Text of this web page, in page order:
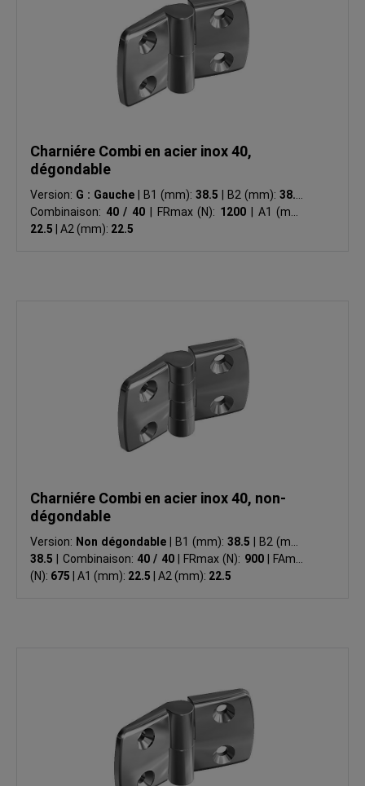
Charniére Combi en acier inox 40,
dégondable
Version: G : Gauche B1 (mm):38.5 B2 (mm):38.5
Combinaison: 40 / 40 FRmax (N): 1200
A1 (mm):
22.5
A2 (mm): 22.5
Charniére Combi en acier inox 40, non-
dégondable
Version: Non dégondable B1 (mm):38.5
B2 (mm):
38.5
Combinaison: 40 / 40 FRmax (N): 900
FAmax
(N): 675 A1 (mm): 22.5 A2 (mm): 22.5